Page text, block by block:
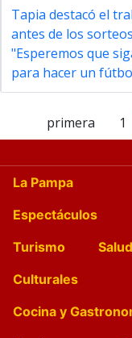
Tapia destacó el
antes de los
"Esperemos que
para hacer un
primera 1
La Pampa
Espectáculos
Turismo
Salud
Culturales
Cocina y